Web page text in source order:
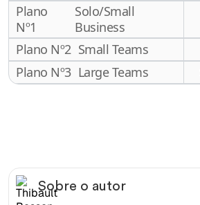
Plano
Nº1
Solo/Small
Business
Plano Nº2 Small Teams
Plano Nº3 Large Teams
Sobre o autor